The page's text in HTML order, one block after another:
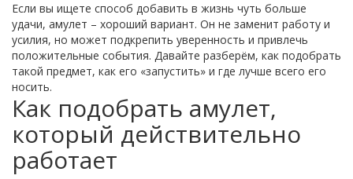
Если вы ищете способ добавить в жизнь чуть больше
удачи, амулет – хороший вариант. Он не заменит работу и
усилия, но может подкрепить уверенность и привлечь
положительные события. Давайте разберём, как подобрать
такой предмет, как его «запустить» и где лучше всего его
носить.
Как подобрать амулет,
который действительно
работает